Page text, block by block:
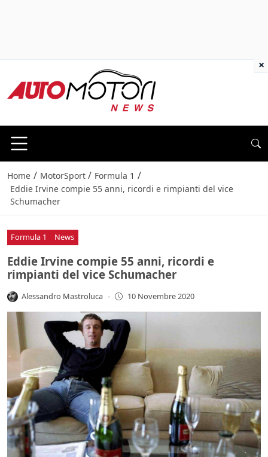
Home / MotorSport / Formula 1 /
Eddie Irvine compie 55 anni, ricordi e rimpianti del vice
Schumacher
Formula 1 News
Eddie Irvine compie 55 anni, ricordi e
rimpianti del vice Schumacher
Alessandro Mastroluca - 10 Novembre 2020
×